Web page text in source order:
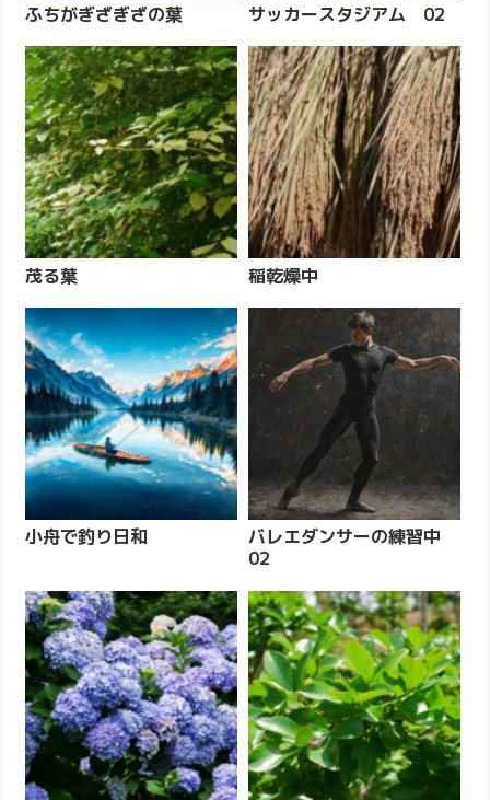
ふちがぎざぎざの葉 サッカースタジアム 02
茂る葉 稲乾燥中
小舟で釣り日和
バレエダンサーの練習中
02